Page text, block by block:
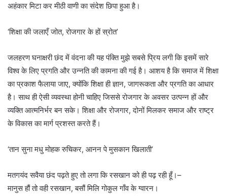
अहंकार मिटा कर मीठी वाणी का संदेश छिपा हुआ है।
‘शिक्षा की जलाएँ जोत, रोजगार के हों स्रोत’
जलहरण घनाक्षरी छंद में वंदना की यह पंक्ति मुझे सबसे प्रिय लगी कि इसमें सारे
विश्व के लिए प्रगति और उन्नति की कामना की गई है। आशय है कि समाज में शिक्षा
का प्रकाश फैलाया जाए, क्योंकि शिक्षा ही ज्ञान, जागरूकता और प्रगति का आधार
है। साथ ही ऐसी व्यवस्था होनी चाहिए जिससे रोजगार के अवसर उत्पन्न हों और
व्यक्ति आत्मनिर्भर बन सके। शिक्षा और रोजगार, दोनों मिलकर समाज और राष्ट्र
के विकास का मार्ग प्रशस्त करते हैं।
‘तान सुना मधु मोहक रुचिकर, आनन पे मुसकान खिलाती’
मतगयंद सवैया छंद पढ़ते हुए तो लगा कि रसखान को ही पढ़ रही हूँ।–
मानुस हौं तो वही रसखान, बसौं मिलि गोकुल गाँव के ग्वारन।